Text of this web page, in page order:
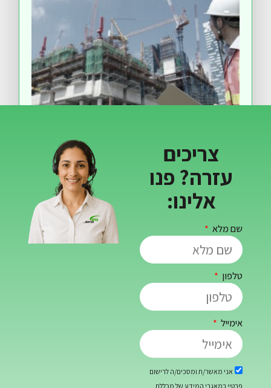
קורס מלגזה
לפרטים
פנו
ת ומסכים/ה לרישום
המידע של מכללת